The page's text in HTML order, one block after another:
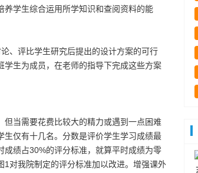
学生综合运用所学知识和查阅资料的能
、评比学生研究后提出的设计方案的可行
生为成员，在老师的指导下完成这些方案
当需要花费比较大的精力或遇到一点困难
仅有十几名。分数是评价学生学习成绩最
绩占30%的评分标准，就算平时成绩为零
对我院制定的评分标准加以改进。增强课外